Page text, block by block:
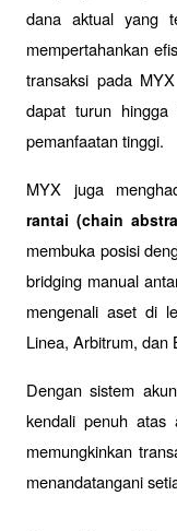
dana aktual yang
mempertahankan
transaksi pada
dapat turun hingga
pemanfaatan tinggi.
MYX juga
rantai (chain
membuka posisi
bridging manual
mengenali aset di
Linea, Arbitrum, dan
Dengan sistem
kendali penuh atas
memungkinkan
menandatangani